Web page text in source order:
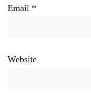
Email *
Website